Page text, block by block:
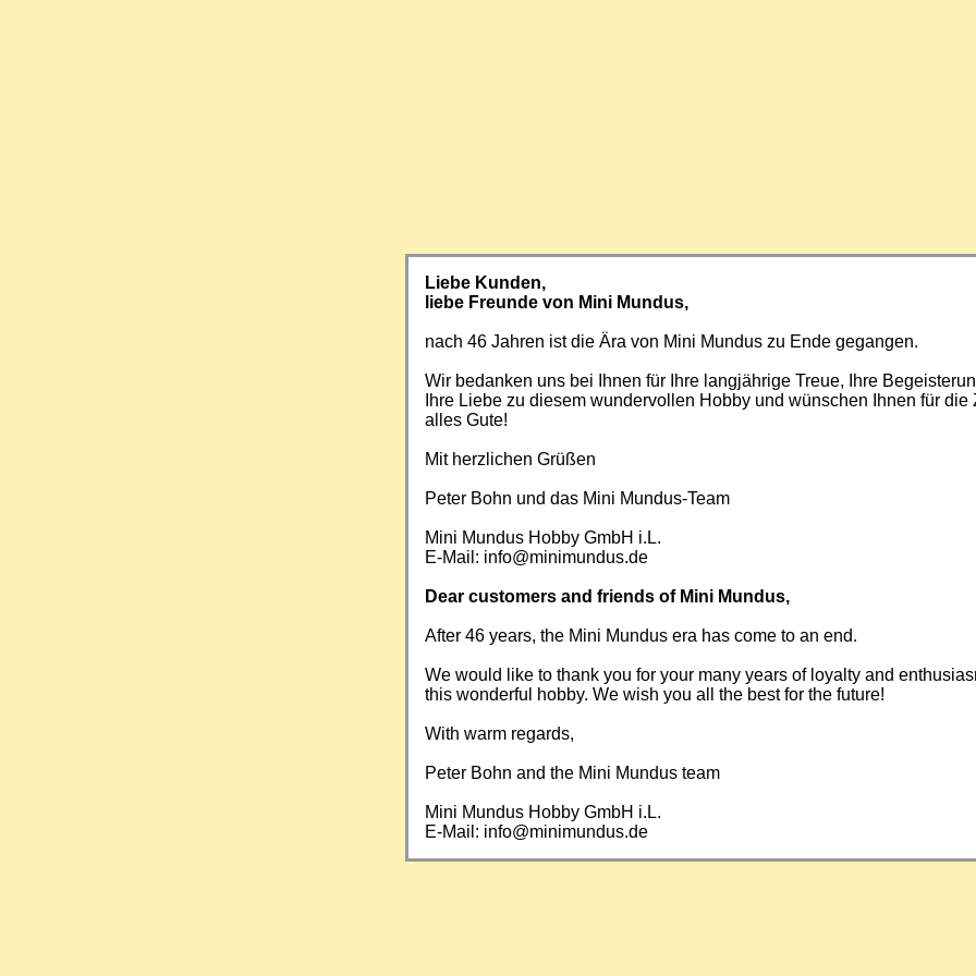
Liebe Kunden,
liebe Freunde von Mini Mundus,
nach 46 Jahren ist die Ära von Mini Mundus zu Ende gegangen.
Wir bedanken uns bei Ihnen für Ihre langjährige Treue, Ihre
Ihre Liebe zu diesem wundervollen Hobby und wünschen Ihnen für die
alles Gute!
Mit herzlichen Grüßen
Peter Bohn und das Mini Mundus-Team
Mini Mundus Hobby GmbH i.L.
E-Mail: info@minimundus.de
Dear customers and friends of Mini Mundus,
After 46 years, the Mini Mundus era has come to an end.
We would like to thank you for your many years of loyalty and
this wonderful hobby. We wish you all the best for the future!
With warm regards,
Peter Bohn and the Mini Mundus team
Mini Mundus Hobby GmbH i.L.
E-Mail: info@minimundus.de